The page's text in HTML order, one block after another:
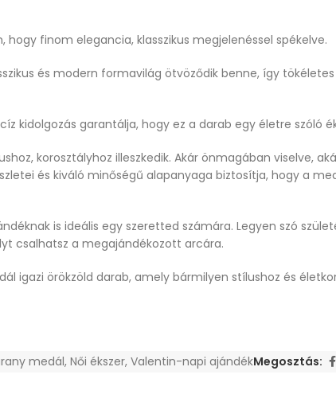
finom elegancia, klasszikus megjelenéssel spékelve.
és modern formavilág ötvöződik benne, így
kidolgozás garantálja, hogy ez a darab egy életre szóló
korosztályhoz illeszkedik. Akár önmagában viselve,
és kiváló minőségű alapanyaga biztosítja, hogy a
is ideális egy szeretted számára. Legyen szó
csalhatsz a megajándékozott arcára.
igazi örökzöld darab, amely bármilyen stílushoz és
medál, Női ékszer, Valentin-napi ajándékMegosztás: